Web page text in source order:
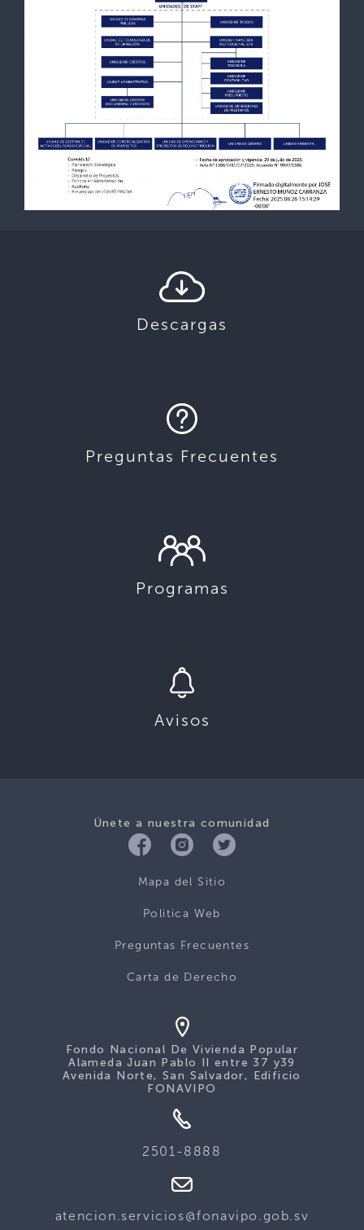
Descargas
Preguntas Frecuentes
Programas
Avisos
Únete a nuestra comunidad
Mapa del Sitio
Politica Web
Preguntas Frecuentes
Carta de Derecho
Fondo Nacional De Vivienda Popular
Alameda Juan Pablo II entre 37 y39
Avenida Norte, San Salvador, Edificio
FONAVIPO
2501-8888
atencion.servicios@fonavipo.gob.sv